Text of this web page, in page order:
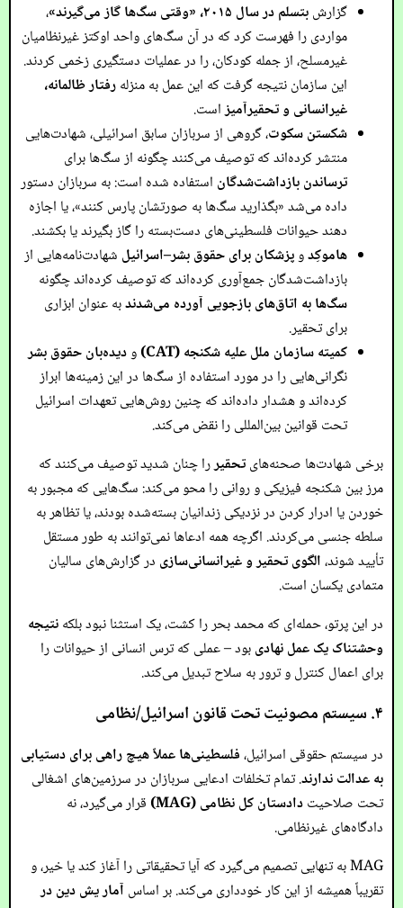
گزارشبتسلم در سال ۲۰۱۵، «وقتی سگ‌ها گاز می‌گیرند»
،
مواردی را فهرست کرد که در آن سگ‌های واحد اوکتز غیرنظامیان
غیرمسلح، از جمله کودکان، را در عملیات دستگیری زخمی کردند.
این سازمان نتیجه گرفت که این عمل به منزلهرفتار ظالمانه،
غیرانسانی و تحقیرآمیزاست.
شکستن سکوت، گروهی از سربازان سابق اسرائیلی، شهادت‌هایی
منتشر کرده‌اند که توصیف می‌کنند چگونه از سگ‌ها برای
ترساندن بازداشت‌شدگان استفاده شده است: به سربازان دستور
داده می‌شد «بگذارید سگ‌ها به صورتشان پارس کنند»، یا اجازه
دهند حیوانات فلسطینی‌های دست‌بسته را گاز بگیرند یا بکشند.
هاموکِدوپزشکان برای حقوق بشر–اسرائیل شهادت‌نامه‌هایی از
بازداشت‌شدگان جمع‌آوری کرده‌اند که توصیف کرده‌اند چگونه
سگ‌ها به اتاق‌های بازجویی آورده می‌شدندبه عنوان ابزاری
برای تحقیر.
کمیته سازمان ملل علیه شکنجه (CAT)
ودیده‌بان حقوق بشر
نگرانی‌هایی را در مورد استفاده از سگ‌ها در این زمینه‌ها ابراز
کرده‌اند و هشدار داده‌اند که چنین روش‌هایی تعهدات اسرائیل
تحت قوانین بین‌المللی را نقض می‌کند.
برخی شهادت‌ها صحنه‌هایتحقیررا چنان شدید توصیف می‌کنند که
مرز بین شکنجه فیزیکی و روانی را محو می‌کند: سگ‌هایی که مجبور به
خوردن یا ادرار کردن در نزدیکی زندانیان بسته‌شده بودند، یا تظاهر به
سلطه جنسی می‌کردند. اگرچه همه ادعاها نمی‌توانند به طور مستقل
تأیید شوند،الگوی تحقیر و غیرانسانی‌سازی در گزارش‌های سالیان
متمادی یکسان است.
در این پرتو، حمله‌ای که محمد بحر را کشت، یک استثنا نبود بلکهنتیجه
وحشتناک یک عمل نهادیبود – عملی که ترس انسانی از حیوانات را
برای اعمال کنترل و ترور به سلاح تبدیل می‌کند.
۴. سیستم مصونیت تحت قانون اسرائیل/نظامی
در سیستم حقوقی اسرائیل،فلسطینی‌ها عملاً هیچ راهی برای دستیابی
به عدالت ندارند. تمام تخلفات ادعایی سربازان در سرزمین‌های اشغالی
تحت صلاحیتدادستان کل نظامی (MAG)
قرار می‌گیرد، نه
دادگاه‌های غیرنظامی.
MAG به تنهایی تصمیم می‌گیرد که آیا تحقیقاتی را آغاز کند یا خیر، و
تقریباً همیشه از این کار خودداری می‌کند. بر اساس آمار یش دین در